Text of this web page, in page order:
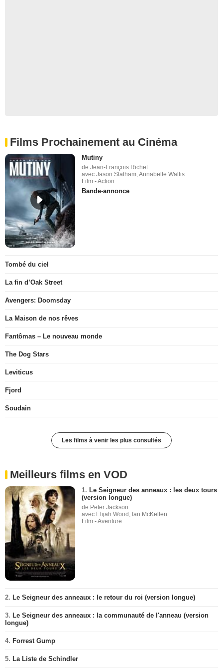
Films Prochainement au Cinéma
Mutiny
de Jean-François Richet
avec Jason Statham, Annabelle Wallis
Film - Action
Bande-annonce
Tombé du ciel
La fin d’Oak Street
Avengers: Doomsday
La Maison de nos rêves
Fantômas – Le nouveau monde
The Dog Stars
Leviticus
Fjord
Soudain
Les films à venir les plus consultés
Meilleurs films en VOD
1. Le Seigneur des anneaux : les deux tours
(version longue)
de Peter Jackson
avec Elijah Wood, Ian McKellen
Film - Aventure
2. Le Seigneur des anneaux : le retour du roi (version longue)
3. Le Seigneur des anneaux : la communauté de l'anneau (version
longue)
4. Forrest Gump
5. La Liste de Schindler